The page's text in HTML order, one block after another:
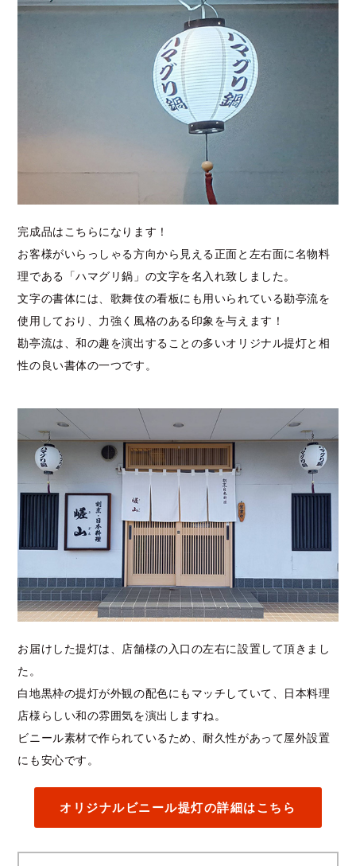
完成品はこちらになります！
お客様がいらっしゃる方向から見える正面と左右面に名物料
理である「ハマグリ鍋」の文字を名入れ致しました。
文字の書体には、歌舞伎の看板にも用いられている勘亭流を
使用しており、力強く風格のある印象を与えます！
勘亭流は、和の趣を演出することの多いオリジナル提灯と相
性の良い書体の一つです。
お届けした提灯は、店舗様の入口の左右に設置して頂きまし
た。
白地黒枠の提灯が外観の配色にもマッチしていて、日本料理
店様らしい和の雰囲気を演出しますね。
ビニール素材で作られているため、耐久性があって屋外設置
にも安心です。
オリジナルビニール提灯の詳細はこちら